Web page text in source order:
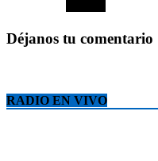
Déjanos tu comentario
RADIO EN VIVO